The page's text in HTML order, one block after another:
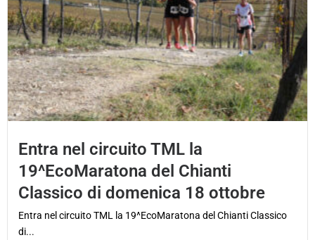
Entra nel circuito TML la
19^EcoMaratona del Chianti
Classico di domenica 18 ottobre
Entra nel circuito TML la 19^EcoMaratona del Chianti Classico
di...